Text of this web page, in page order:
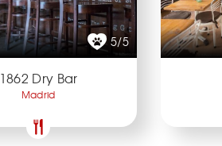
5/5
1862 Dry Bar
Madrid